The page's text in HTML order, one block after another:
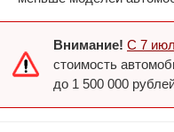
Внимание! С 7
стоимость
до 1 500 000